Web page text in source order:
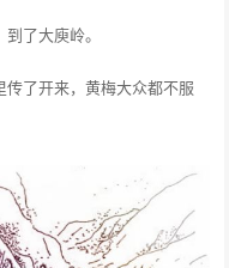
了大庾岭。
了开来，黄梅大众都不服